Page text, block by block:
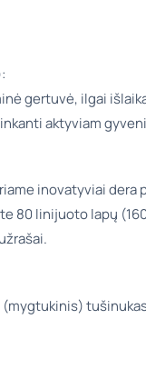
gertuvė, ilgai
aktyviam
inovatyviai dera
80 linijuoto lapų